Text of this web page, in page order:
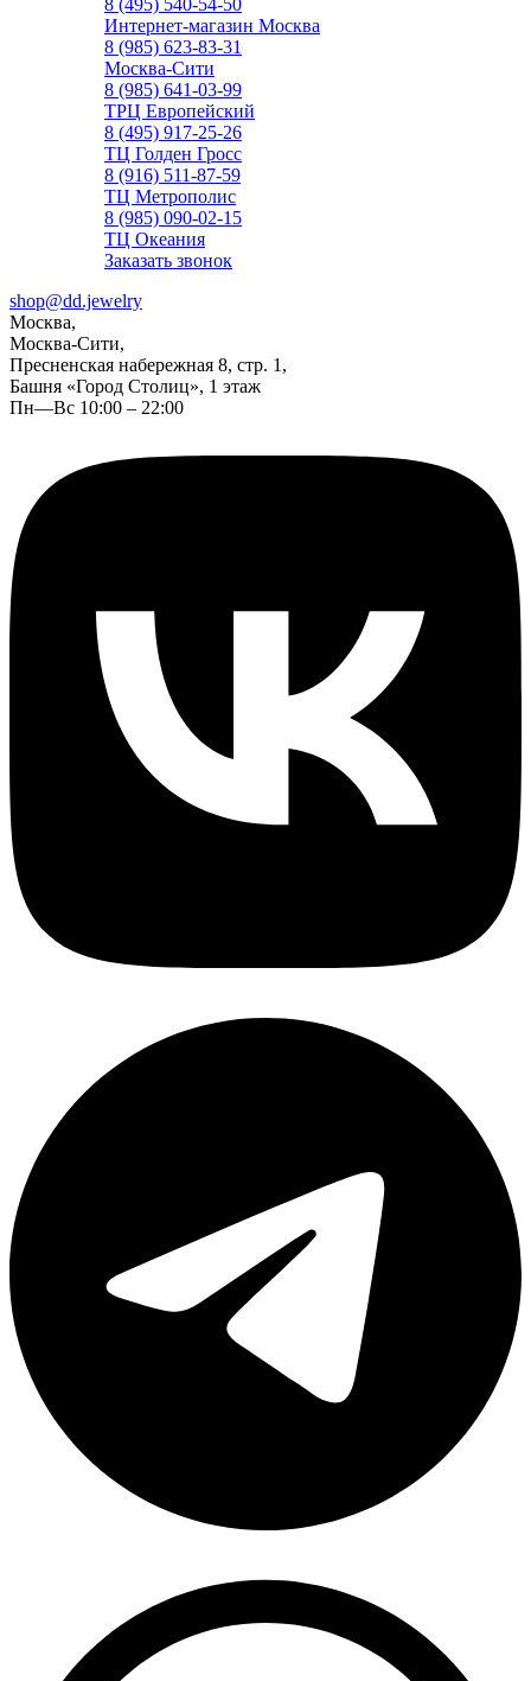
8 (495) 540-54-50
Интернет-магазин Москва
8 (985) 623-83-31
Москва-Сити
8 (985) 641-03-99
ТРЦ Европейский
8 (495) 917-25-26
ТЦ Голден Гросс
8 (916) 511-87-59
ТЦ Метрополис
8 (985) 090-02-15
ТЦ Океания
Заказать звонок
shop@dd.jewelry
Москва,
Москва-Сити,
Пресненская набережная 8, стр. 1,
Башня «Город Столиц», 1 этаж
Пн—Вс 10:00 – 22:00